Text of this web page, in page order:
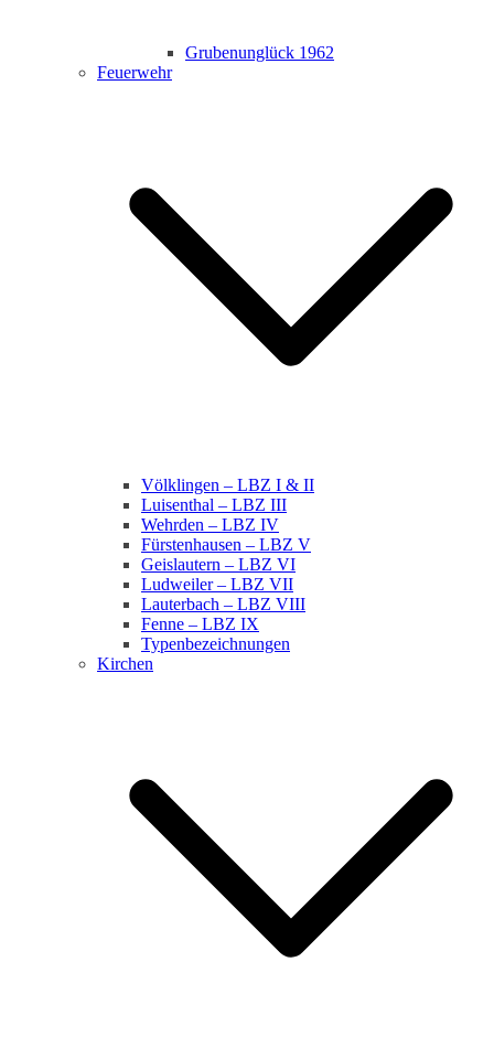
Grubenunglück 1962
Feuerwehr
Völklingen – LBZ I & II
Luisenthal – LBZ III
Wehrden – LBZ IV
Fürstenhausen – LBZ V
Geislautern – LBZ VI
Ludweiler – LBZ VII
Lauterbach – LBZ VIII
Fenne – LBZ IX
Typenbezeichnungen
Kirchen